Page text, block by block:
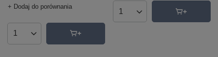
+ Dodaj do porównania
Ilość produktów
Ilość produktów